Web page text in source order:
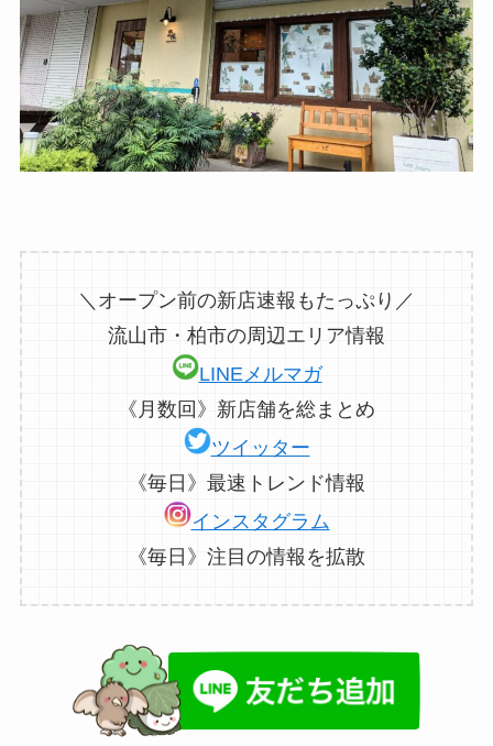
＼オープン前の新店速報もたっぷり／
流山市・柏市の周辺エリア情報
LINEメルマガ
《月数回》新店舗を総まとめ
ツイッター
《毎日》最速トレンド情報
インスタグラム
《毎日》注目の情報を拡散